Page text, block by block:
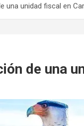
una unidad fiscal en
de una